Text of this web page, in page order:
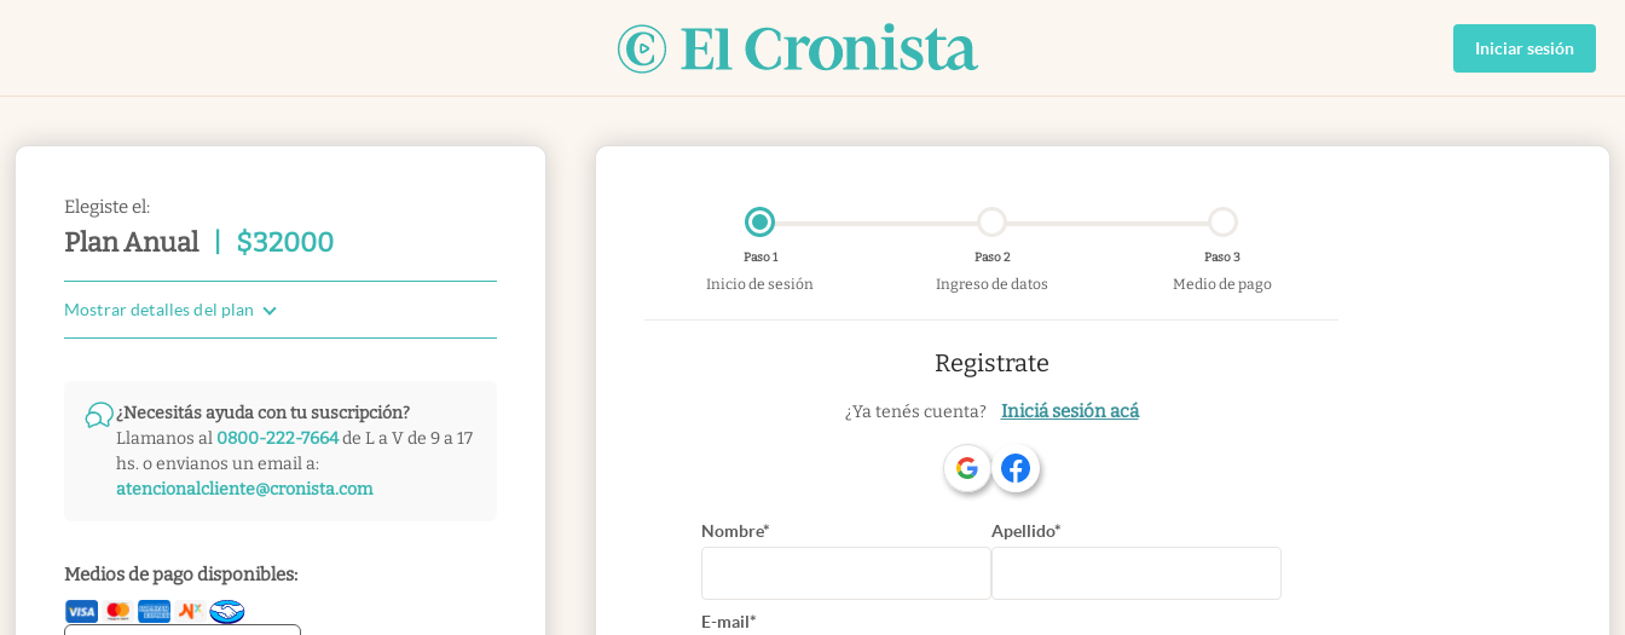
Iniciar sesión
Elegiste el:
Plan Anual $32000
Mostrar detalles del plan
¿Necesitás ayuda con tu suscripción?
Llamanos al 0800-222-7664de L a V de 9 a 17
hs. o envianos un email a:
atencionalcliente@cronista.com
Medios de pago disponibles:
Paso 1
Inicio de sesión
Paso 2
Ingreso de datos
Paso 3
Medio de pago
Registrate
¿Ya tenés cuenta? Iniciá sesión acá
Nombre* Apellido*
E-mail*